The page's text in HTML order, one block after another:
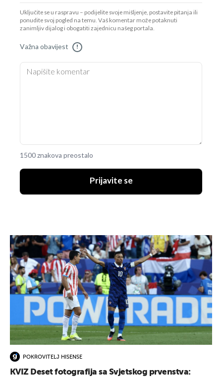
Uključite se u raspravu – podijelite svoje mišljenje, postavite pitanja ili
ponudite svoj pogled na temu. Vaš komentar može potaknuti
zanimljiv dijalog i obogatiti zajednicu našeg portala.
Važna obavijest !
1500 znakova preostalo
Prijavite se
POKROVITELJ HISENSE
KVIZ Deset fotografija sa Svjetskog prvenstva: